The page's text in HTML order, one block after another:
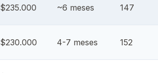
$235.000 ~6 meses 147
$230.000 4-7 meses 152